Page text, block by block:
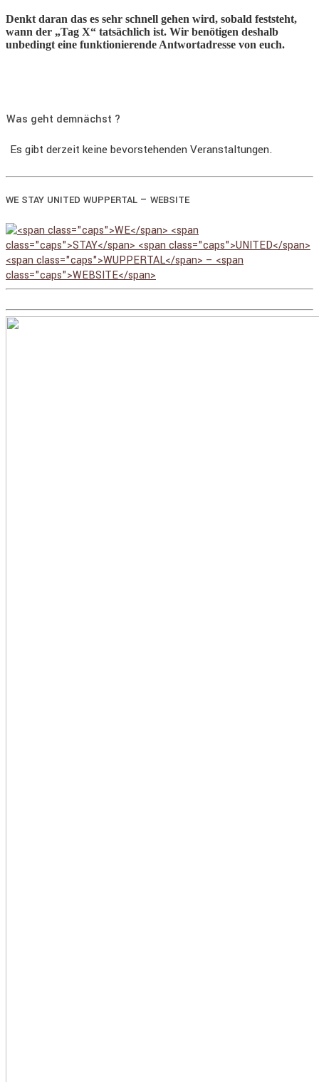
Denkt daran das es sehr schnell gehen wird, sobald feststeht,
wann der „Tag X“ tatsächlich ist. Wir benötigen deshalb
unbedingt eine funktionierende Antwortadresse von euch.
Was geht demnächst ?
Es gibt derzeit keine bevorstehenden Veranstaltungen.
WE STAY UNITED WUPPERTAL – WEBSITE